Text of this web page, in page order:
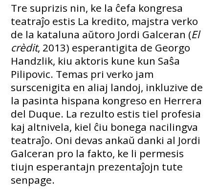
Tre suprizis nin, ke la ĉefa kongresa
teatraĵo estis La kredito, majstra verko
de la kataluna aŭtoro Jordi Galceran (El
crèdit, 2013) esperantigita de Georgo
Handzlik, kiu aktoris kune kun Saŝa
Pilipovic. Temas pri verko jam
surscenigita en aliaj landoj, inkluzive de
la pasinta hispana kongreso en Herrera
del Duque. La rezulto estis tiel profesia
kaj altnivela, kiel ĉiu bonega nacilingva
teatraĵo. Oni devas ankaŭ danki al Jordi
Galceran pro la fakto, ke li permesis
tiujn esperantajn prezentaĵojn tute
senpage.